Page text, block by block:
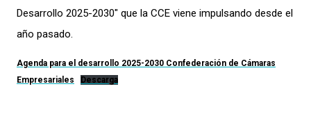
Desarrollo 2025-2030″ que la CCE viene impulsando desde el
año pasado.
Agenda para el desarrollo 2025-2030 Confederación de Cámaras
Empresariales
Descarga